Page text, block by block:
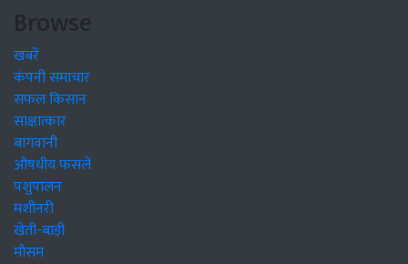
Browse
खबरें
कंपनी समाचार
सफल किसान
साक्षात्कार
बागवानी
औषधीय फसलें
पशुपालन
मशीनरी
खेती-बाड़ी
मौसम